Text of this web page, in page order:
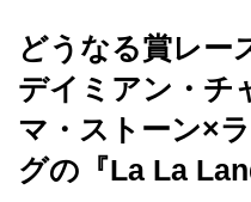
どうなる賞レー
デイミアン・チ
マ・ストーン×
グの『La La